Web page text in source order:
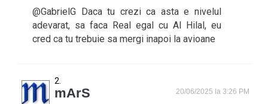
@GabrielG Daca tu crezi ca asta e nivelul
adevarat, sa faca Real egal cu Al Hilal, eu
cred ca tu trebuie sa mergi inapoi la avioane
mArS 20/06/2025 la 3:26 PM